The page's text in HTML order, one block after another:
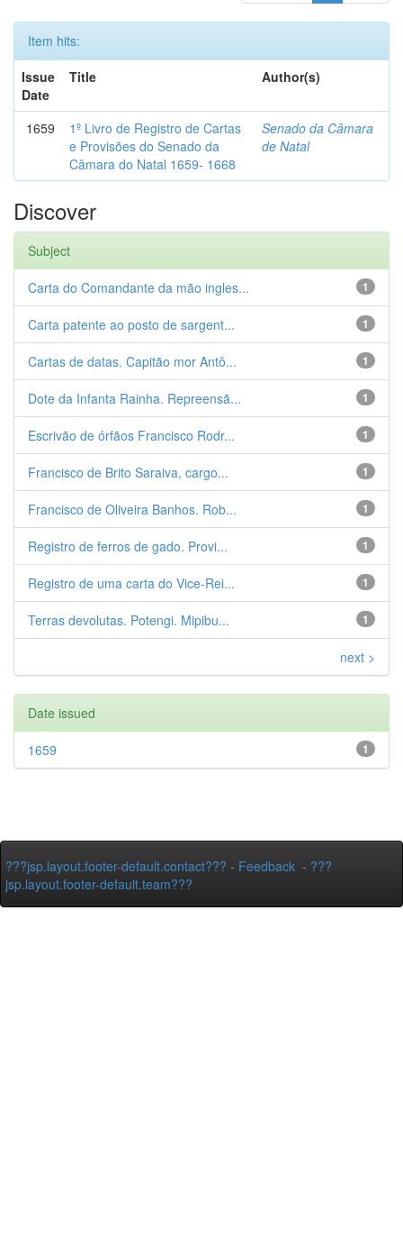
Item hits:
Issue
Date
Title Author(s)
1659
1º Livro de Registro de Cartas
e Provisões do Senado da
Câmara do Natal 1659- 1668
Senado da Câmara
de Natal
Discover
Subject
1
Carta do Comandante da mão ingles...
1
Carta patente ao posto de sargent...
1
Cartas de datas. Capitão mor Antô...
1
Dote da Infanta Rainha. Repreensã...
1
Escrivão de órfãos Francisco Rodr...
1
Francisco de Brito Saraiva, cargo...
1
Francisco de Oliveira Banhos. Rob...
1
Registro de ferros de gado. Provi...
1
Registro de uma carta do Vice-Rei...
1
Terras devolutas. Potengi. Mipibu...
next >
Date issued
1
1659
???jsp.layout.footer-default.contact??? - Feedback - ???
jsp.layout.footer-default.team???